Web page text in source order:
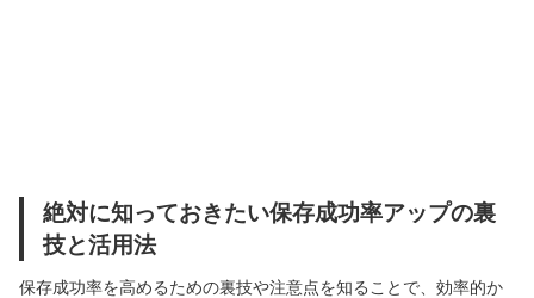
絶対に知っておきたい保存成功率アップの裏
技と活用法
保存成功率を高めるための裏技や注意点を知ることで、効率的か